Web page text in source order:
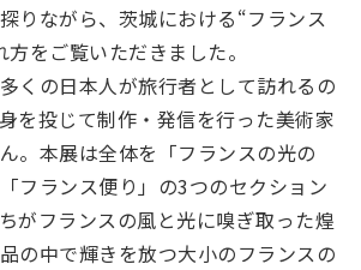
りながら、茨城における“フランス
をご覧いただきました。
くの日本人が旅行者として訪れるの
を投じて制作・発信を行った美術家
。本展は全体を「フランスの光の
フランス便り」の3つのセクション
がフランスの風と光に嗅ぎ取った煌
の中で輝きを放つ大小のフランスの